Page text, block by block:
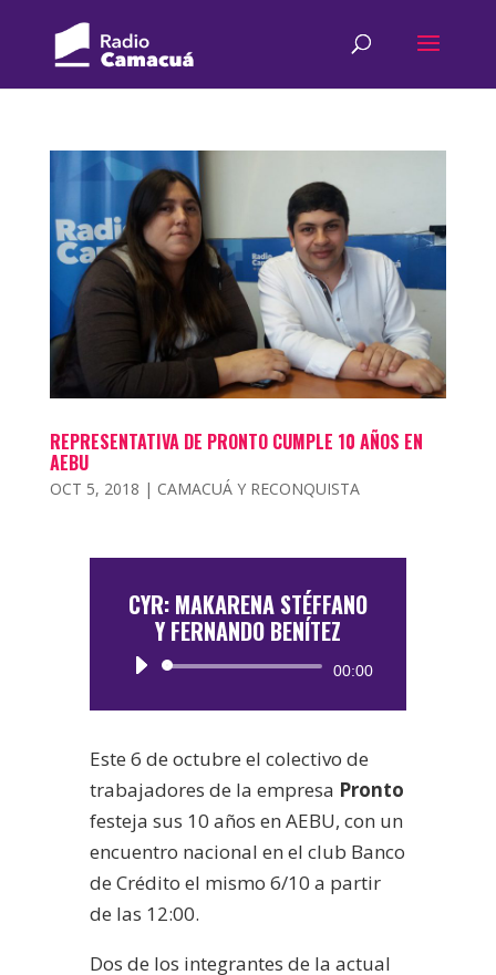
REPRESENTATIVA DE PRONTO CUMPLE 10 AÑOS EN
AEBU
OCT 5, 2018 | CAMACUÁ Y RECONQUISTA
CYR: MAKARENA STÉFFANO
Y FERNANDO BENÍTEZ
Reproductor
00:00
Este 6 de octubre el colectivo de
trabajadores de la empresa Pronto
festeja sus 10 años en AEBU, con un
encuentro nacional en el club Banco
de Crédito el mismo 6/10 a partir
de las 12:00.
Dos de los integrantes de la actual